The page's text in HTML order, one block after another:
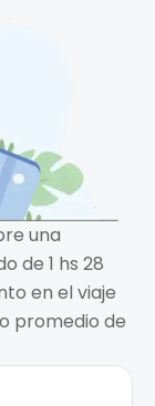
una
de 1 hs 28
en el viaje
promedio de